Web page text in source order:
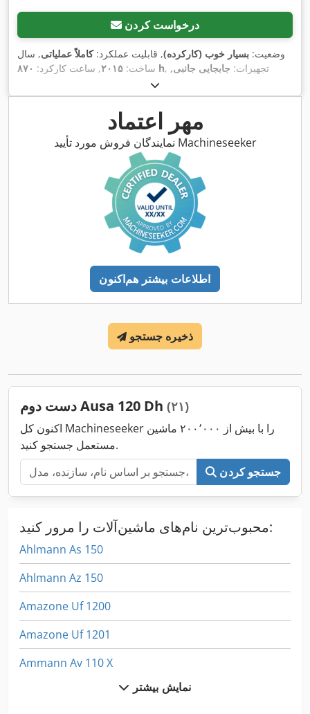
درخواست کردن
وضعیت: بسیار خوب (کارکرده), قابلیت عملکرد:کاملاً عملیاتی, سال
ساخت: ۲۰۱۵, ساعت کارکرد: ۸۷۰ h , تجهیزات: جابجایی جانبی,
مهر اعتماد
نمایندگان فروش مورد تأیید Machineseeker
اطلاعات بیشتر هم‌اکنون
ذخیره جستجو
دست دوم Ausa 120 Dh (۲۱)
اکنون کل Machineseeker را با بیش از ۲۰۰٬۰۰۰ ماشین
مستعمل جستجو کنید.
جستجو کردن
محبوب‌ترین نام‌های ماشین‌آلات را مرور کنید:
Ahlmann As 150
Ahlmann Az 150
Amazone Uf 1200
Amazone Uf 1201
Ammann Av 110 X
نمایش بیشتر